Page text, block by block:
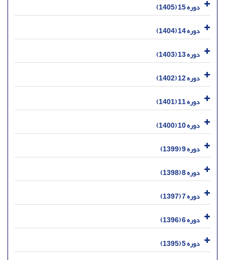
دوره 15 (1405)
دوره 14 (1404)
دوره 13 (1403)
دوره 12 (1402)
دوره 11 (1401)
دوره 10 (1400)
دوره 9 (1399)
دوره 8 (1398)
دوره 7 (1397)
دوره 6 (1396)
دوره 5 (1395)